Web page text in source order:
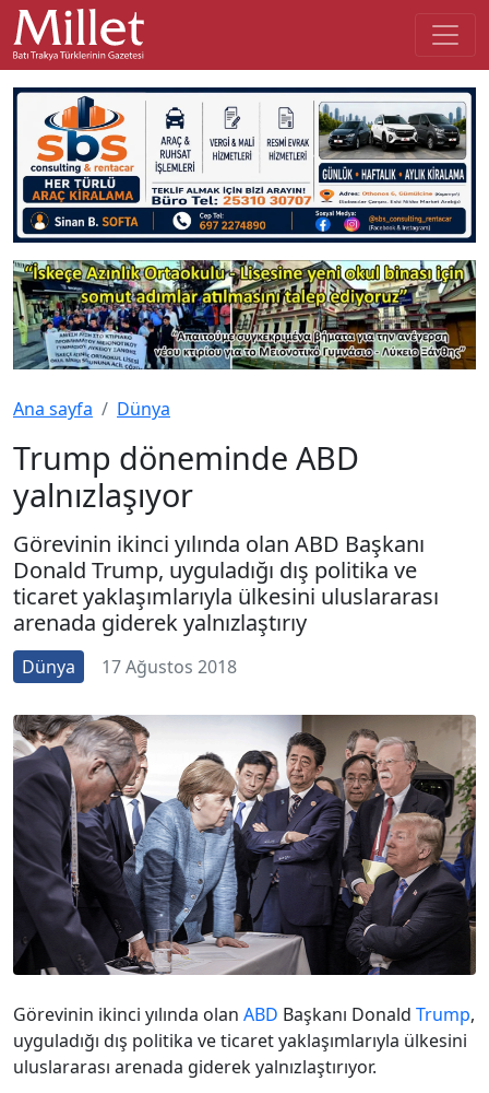
Ana sayfa Dünya
Trump döneminde ABD
yalnızlaşıyor
Görevinin ikinci yılında olan ABD Başkanı
Donald Trump, uyguladığı dış politika ve
ticaret yaklaşımlarıyla ülkesini uluslararası
arenada giderek yalnızlaştırıy
Dünya 17 Ağustos 2018
Görevinin ikinci yılında olan ABD Başkanı Donald Trump,
uyguladığı dış politika ve ticaret yaklaşımlarıyla ülkesini
uluslararası arenada giderek yalnızlaştırıyor.